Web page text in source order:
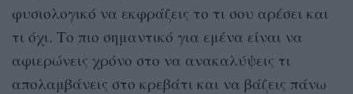
φυσιολογικό να εκφράζεις το τι σου αρέσει και
τι όχι. Το πιο σημαντικό για εμένα είναι να
αφιερώνεις χρόνο στο να ανακαλύψεις τι
απολαμβάνεις στο κρεβάτι και να βάζεις πάνω